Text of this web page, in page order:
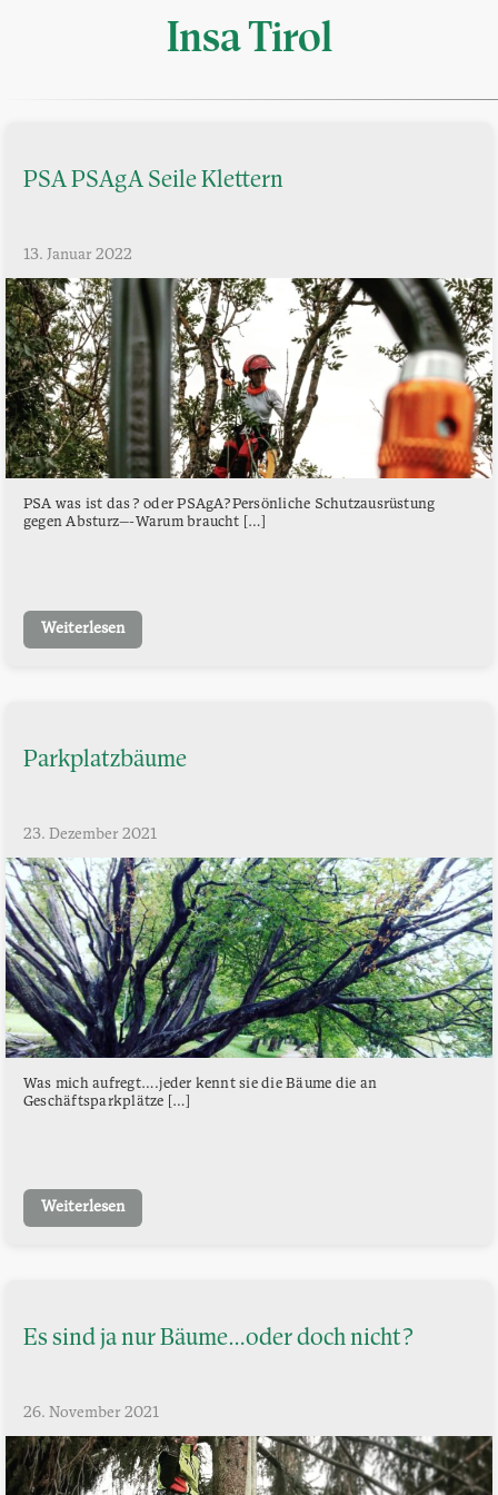
Insa Tirol
PSA PSAgA Seile Klettern
13. Januar 2022
PSA was ist das? oder PSAgA?Persönliche Schutzausrüstung
gegen Absturz—-Warum braucht […]
Weiterlesen
Parkplatzbäume
23. Dezember 2021
Was mich aufregt….jeder kennt sie die Bäume die an
Geschäftsparkplätze […]
Weiterlesen
Es sind ja nur Bäume…oder doch nicht?
26. November 2021